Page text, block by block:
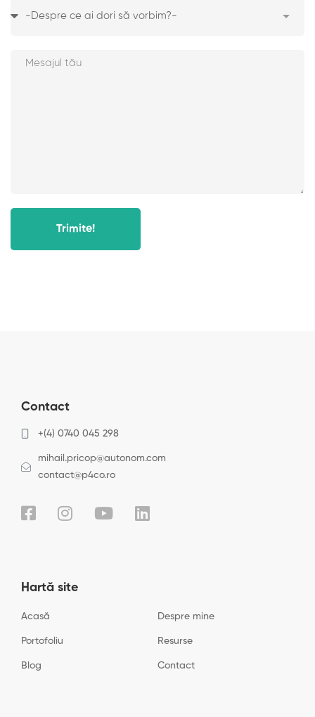
Trimite!
Contact
+(4) 0740 045 298
mihail.pricop@autonom.com
contact@p4co.ro
Hartă site
Acasă Despre mine
Portofoliu Resurse
Blog Contact